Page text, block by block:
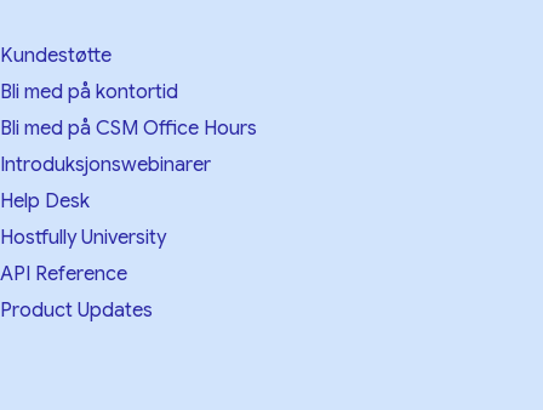
Kundestøtte
Bli med på kontortid
Bli med på CSM Office Hours
Introduksjonswebinarer
Help Desk
Hostfully University
API Reference
Product Updates